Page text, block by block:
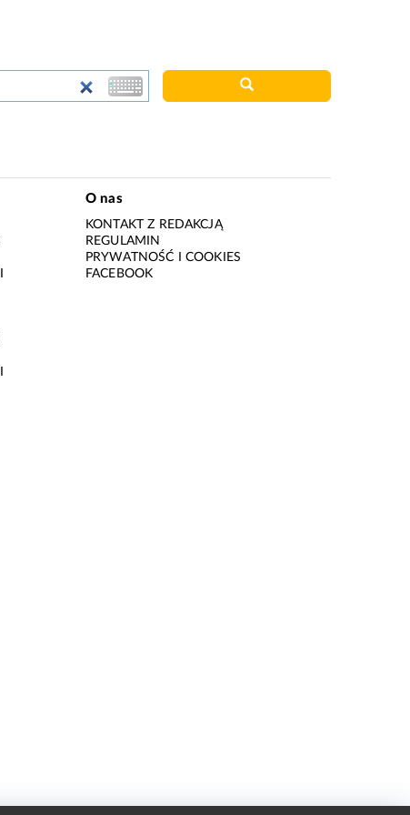
O nas
KONTAKT Z REDAKCJĄ
REGULAMIN
PRYWATNOŚĆ I COOKIES
FACEBOOK